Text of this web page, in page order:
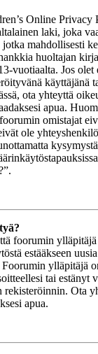
Online Privacy
laki, joka
mahdollisesti
huoltajan
vuotiaalta. Jos olet
käyttäjänä
ota yhteyttä
apua.
omistajat
ole
foorumin
estääkseen
ylläpitäjä
tai estänyt
rekisteröinnin. Ota
apua.